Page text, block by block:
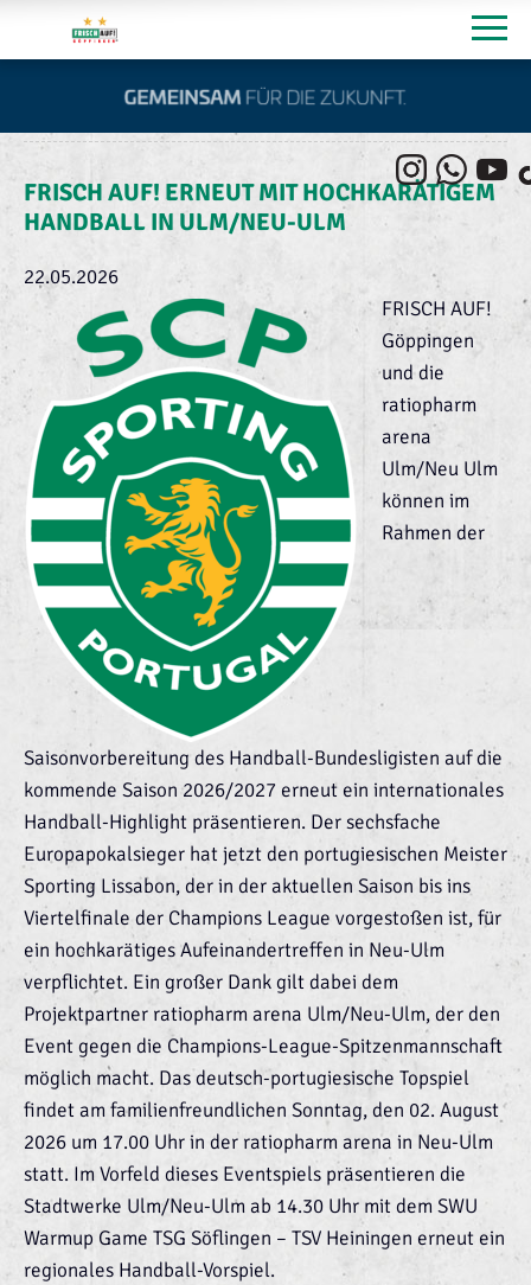
FRISCH AUF! ERNEUT MIT HOCHKARÄTIGEM
HANDBALL IN ULM/NEU-ULM
22.05.2026
FRISCH AUF!
Göppingen
und die
ratiopharm
arena
Ulm/Neu Ulm
können im
Rahmen der
Saisonvorbereitung des Handball-Bundesligisten auf die
kommende Saison 2026/2027 erneut ein internationales
Handball-Highlight präsentieren. Der sechsfache
Europapokalsieger hat jetzt den portugiesischen Meister
Sporting Lissabon, der in der aktuellen Saison bis ins
Viertelfinale der Champions League vorgestoßen ist, für
ein hochkarätiges Aufeinandertreffen in Neu-Ulm
verpflichtet. Ein großer Dank gilt dabei dem
Projektpartner ratiopharm arena Ulm/Neu-Ulm, der den
Event gegen die Champions-League-Spitzenmannschaft
möglich macht. Das deutsch-portugiesische Topspiel
findet am familienfreundlichen Sonntag, den 02. August
2026 um 17.00 Uhr in der ratiopharm arena in Neu-Ulm
statt. Im Vorfeld dieses Eventspiels präsentieren die
Stadtwerke Ulm/Neu-Ulm ab 14.30 Uhr mit dem SWU
Warmup Game TSG Söflingen – TSV Heiningen erneut ein
regionales Handball-Vorspiel.